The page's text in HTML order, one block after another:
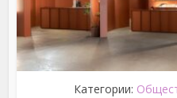
Категории: